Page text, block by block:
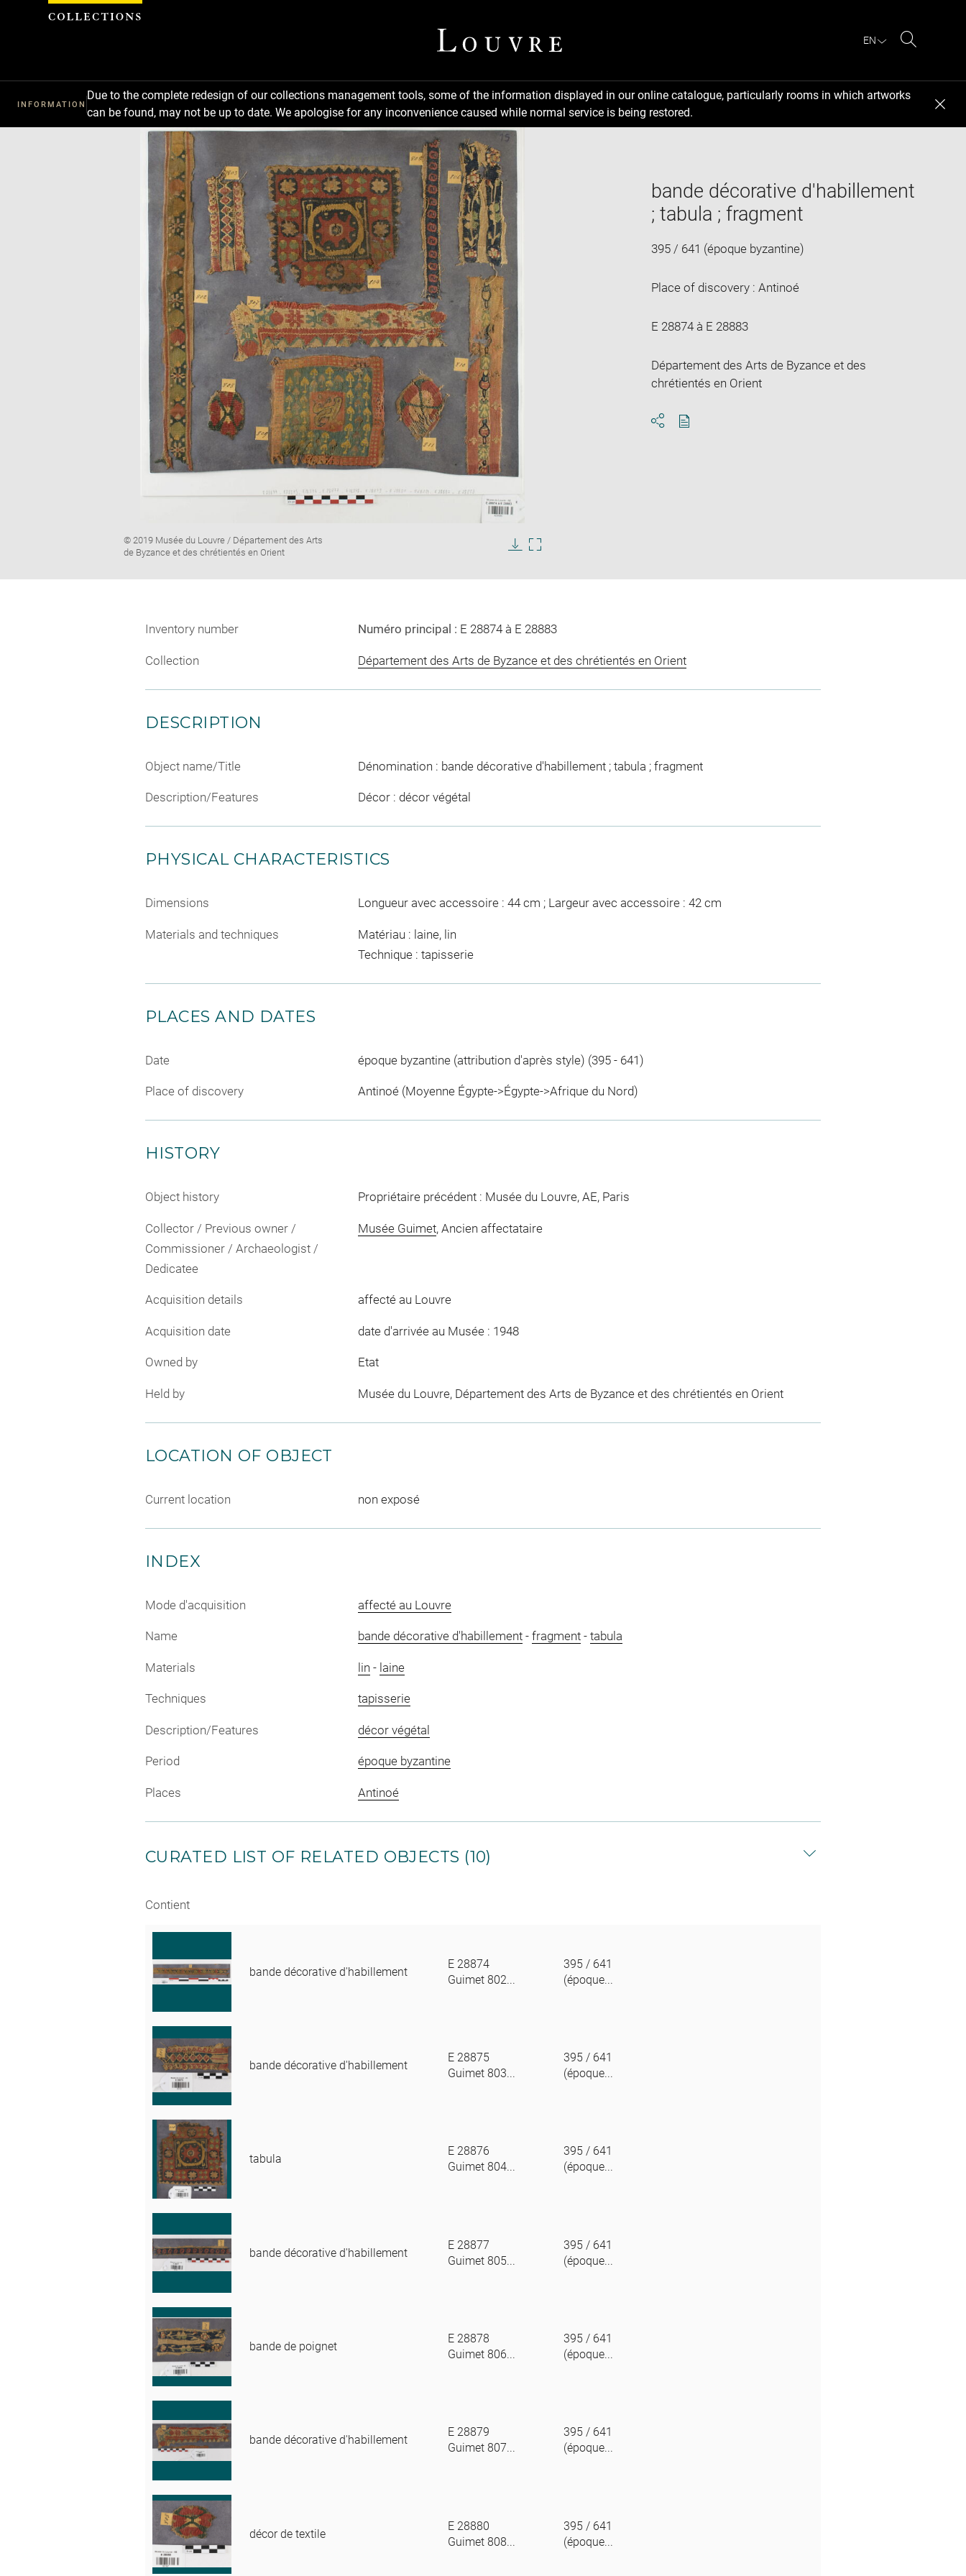
EN
INFORMATION
Due to the complete redesign of our collections management tools, some of the information displayed in our online catalogue, particularly rooms in which artworks
can be found, may not be up to date. We apologise for any inconvenience caused while normal service is being restored.
Image
caption:
© 2019 Musée du Louvre / Département des Arts
de Byzance et des chrétientés en Orient
bande décorative d'habillement
; tabula ; fragment
395 / 641 (époque byzantine)
Place of discovery : Antinoé
E 28874 à E 28883
Département des Arts de Byzance et des
chrétientés en Orient
Inventory number Numéro principal : E 28874 à E 28883
Collection Département des Arts de Byzance et des chrétientés en Orient
DESCRIPTION
Object name/Title Dénomination : bande décorative d'habillement ; tabula ; fragment
Description/Features Décor : décor végétal
PHYSICAL CHARACTERISTICS
Dimensions Longueur avec accessoire : 44 cm ; Largeur avec accessoire : 42 cm
Materials and techniques
Matériau : laine, lin
Technique : tapisserie
PLACES AND DATES
Date époque byzantine (attribution d'après style) (395 - 641)
Place of discovery Antinoé (Moyenne Égypte->Égypte->Afrique du Nord)
HISTORY
Object history Propriétaire précédent : Musée du Louvre, AE, Paris
Collector / Previous owner /
Commissioner / Archaeologist /
Dedicatee
Musée Guimet, Ancien affectataire
Acquisition details affecté au Louvre
Acquisition date date d'arrivée au Musée : 1948
Owned by Etat
Held by Musée du Louvre, Département des Arts de Byzance et des chrétientés en Orient
LOCATION OF OBJECT
Current location non exposé
INDEX
Mode d'acquisition affecté au Louvre
Name bande décorative d'habillement- fragment- tabula
Materials lin - laine
Techniques tapisserie
Description/Features décor végétal
Period époque byzantine
Places Antinoé
CURATED LIST OF RELATED OBJECTS (10)
Contient
bande décorative d'habillement
E 28874
Guimet 802...
395 / 641
(époque...
bande décorative d'habillement
E 28875
Guimet 803...
395 / 641
(époque...
tabula
E 28876
Guimet 804...
395 / 641
(époque...
bande décorative d'habillement
E 28877
Guimet 805...
395 / 641
(époque...
bande de poignet
E 28878
Guimet 806...
395 / 641
(époque...
bande décorative d'habillement
E 28879
Guimet 807...
395 / 641
(époque...
décor de textile
E 28880
Guimet 808...
395 / 641
(époque...
Cookies management panel